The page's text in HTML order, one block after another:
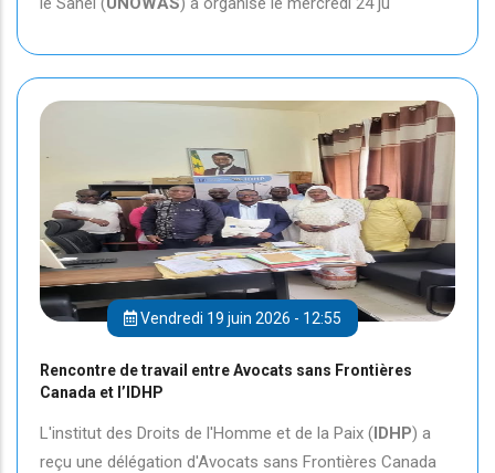
Vendredi 19 juin 2026 - 12:55
Rencontre de travail entre Avocats sans Frontières
Canada et l’IDHP
L'institut des Droits de l'Homme et de la Paix (IDHP) a
reçu une délégation d'Avocats sans Frontières Canada